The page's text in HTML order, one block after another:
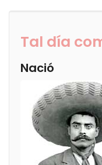
Tal día
Nació